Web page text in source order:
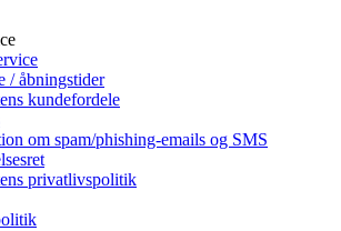
/ åbningstider
kundefordele
om spam/phishing-emails og SMS
privatlivspolitik